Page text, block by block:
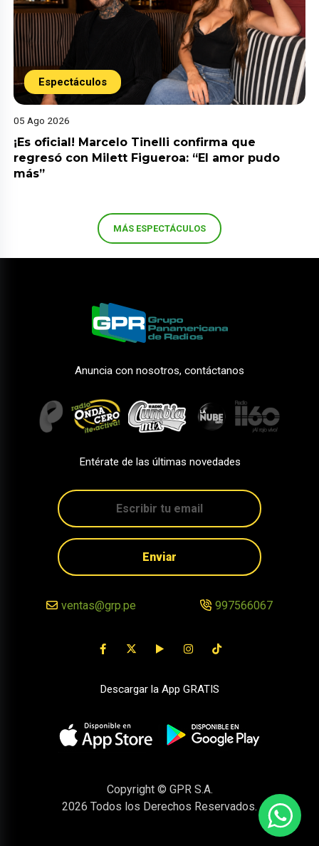
Espectáculos
05 Ago 2026
¡Es oficial! Marcelo Tinelli confirma que
regresó con Milett Figueroa: “El amor pudo
más”
MÁS ESPECTÁCULOS
Anuncia con nosotros, contáctanos
Entérate de las últimas novedades
Enviar
ventas@grp.pe 997566067
Descargar la App GRATIS
Copyright © GPR S.A.
2026 Todos los Derechos Reservados.